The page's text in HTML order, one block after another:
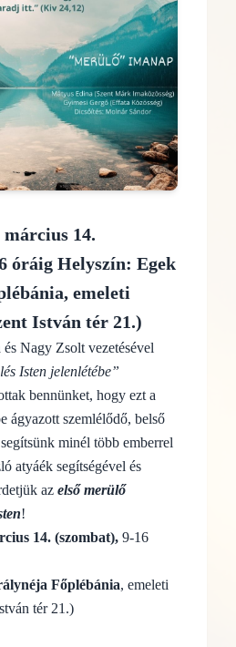
14.
óráig Helyszín: Egek
emeleti
István tér 21.)
Nagy Zsolt vezetésével
Isten jelenlétébe”
bennünket, hogy ezt a
ágyazott szemlélődő, belső
minél több emberrel
atyáék segítségével és
az első merülő
!
14. (szombat), 9-16
Főplébánia, emeleti
tér 21.)